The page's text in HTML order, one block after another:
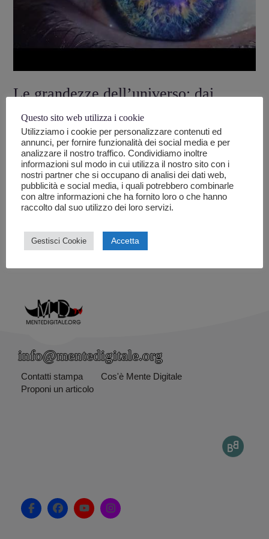
Le grandezze dell’universo: dai
numeri infinitamente grandi a quelli
infinitamente piccoli
Lascia un commento /Astronomia,fisica,Scienze
Riccardo Zagaria
Come può la nostra mente immaginare la distanza che c’è tra
noi e una Stella lontana miliardi di anni luce o la grandezza di
una particella mille volte più piccola di un nucleo di una delle
info@mentedigitale.org
Contatti stampa
Cos'è Mente Digitale
Proponi un articolo
F
a
F
a
Y
o
I
n
Questo sito web utilizza i cookie
Utilizziamo i cookie per personalizzare contenuti ed
annunci, per fornire funzionalità dei social media e per
analizzare il nostro traffico. Condividiamo inoltre
informazioni sul modo in cui utilizza il nostro sito con i
nostri partner che si occupano di analisi dei dati web,
pubblicità e social media, i quali potrebbero combinarle
con altre informazioni che ha fornito loro o che hanno
raccolto dal suo utilizzo dei loro servizi.
Gestisci Cookie Accetta